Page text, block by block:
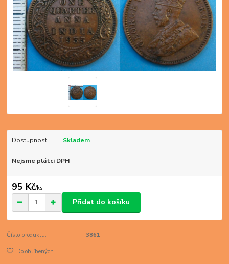
Dostupnost Skladem
Nejsme plátci DPH
95 Kč/ks
Přidat do košíku
Číslo produktu: 3861
Do oblíbených